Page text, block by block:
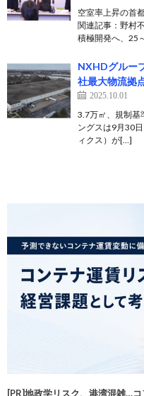
空室率上昇の首
関連記事：野村
積極開発へ、25
NXHDグルー
社最大物流拠
2025.10.01
3.7万㎡、規制基
ングスは9月30
ィクス）が[…]
[PR]地政学リスク、港湾混雑…